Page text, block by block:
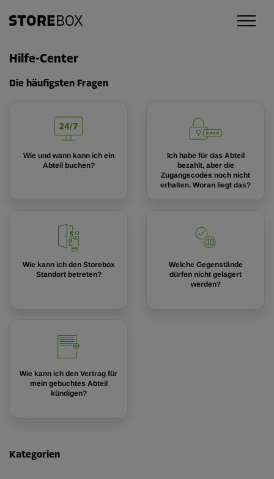
Hilfe-Center
Kategorien
Die häufigsten Fragen
Wie und wann kann ich ein
Abteil buchen?
Ich habe für das Abteil
bezahlt, aber die
Zugangscodes noch nicht
erhalten. Woran liegt das?
Wie kann ich den Storebox
Standort betreten?
Welche Gegenstände
dürfen nicht gelagert
werden?
Wie kann ich den Vertrag für
mein gebuchtes Abteil
kündigen?